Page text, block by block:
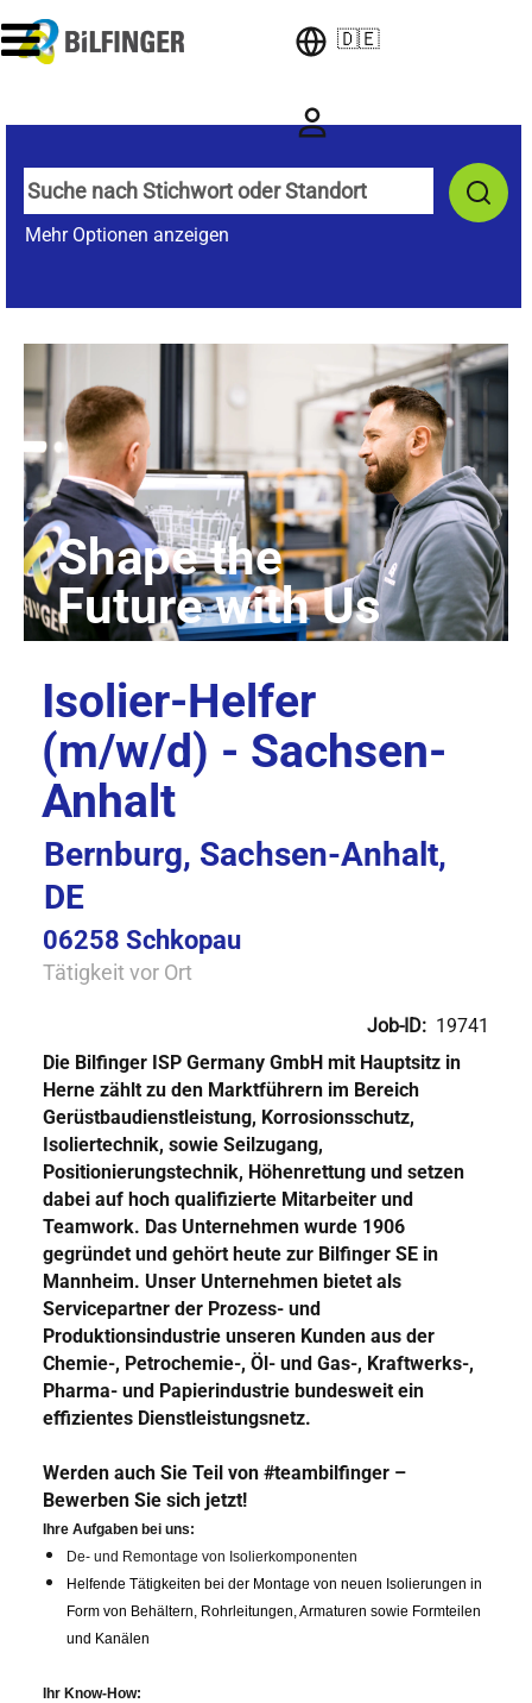
🇩🇪
Mehr Optionen anzeigen
Isolier-Helfer
(m/w/d) - Sachsen-
Anhalt
Bernburg, Sachsen-Anhalt,
DE
06258 Schkopau
Tätigkeit vor Ort
Job-ID: 19741
Die Bilfinger ISP Germany GmbH mit Hauptsitz in
Herne zählt zu den Marktführern im Bereich
Gerüstbaudienstleistung, Korrosionsschutz,
Isoliertechnik, sowie Seilzugang,
Positionierungstechnik, Höhenrettung und setzen
dabei auf hoch qualifizierte Mitarbeiter und
Teamwork. Das Unternehmen wurde 1906
gegründet und gehört heute zur Bilfinger SE in
Mannheim. Unser Unternehmen bietet als
Servicepartner der Prozess- und
Produktionsindustrie unseren Kunden aus der
Chemie-, Petrochemie-, Öl- und Gas-, Kraftwerks-,
Pharma- und Papierindustrie bundesweit ein
effizientes Dienstleistungsnetz.
Werden auch Sie Teil von #teambilfinger –
Bewerben Sie sich jetzt!
Ihre Aufgaben bei uns:
De- und Remontage von Isolierkomponenten
Helfende Tätigkeiten bei der Montage von neuen Isolierungen in
Form von Behältern, Rohrleitungen, Armaturen sowie Formteilen
und Kanälen
Ihr Know-How: